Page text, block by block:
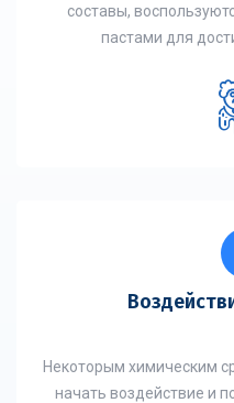
составы,
пастами для
Некоторым химическим
начать воздействие и